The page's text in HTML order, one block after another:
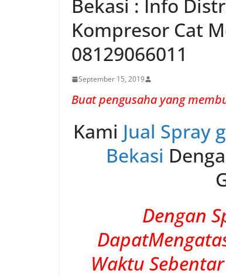
Bekasi : Info
Kompresor Cat
08129066011
September 15, 2019
Buat pengusaha yang
Kami Jual Spray
Bekasi
Dengan
Waktu